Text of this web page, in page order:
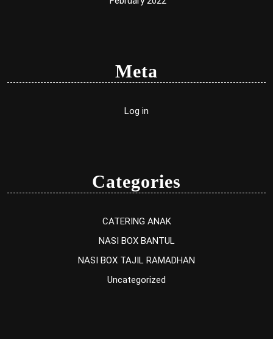
Meta
Log in
Categories
CATERING ANAK
NASI BOX BANTUL
NASI BOX TAJIL RAMADHAN
Uncategorized